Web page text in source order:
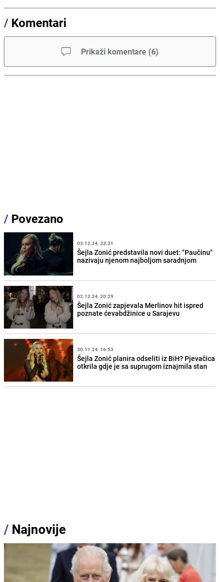
/ Komentari
Prikaži komentare (6)
/ Povezano
03.12.24. 23:21
Šejla Zonić predstavila novi duet: "Paučinu"
nazivaju njenom najboljom saradnjom
02.12.24. 20:29
Šejla Zonić zapjevala Merlinov hit ispred
poznate ćevabdžinice u Sarajevu
30.11.24. 16:53
Šejla Zonić planira odseliti iz BiH? Pjevačica
otkrila gdje je sa suprugom iznajmila stan
/ Najnovije